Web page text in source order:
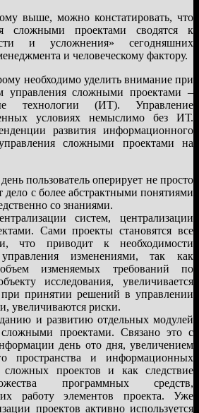
выше, можно констатировать, что
сложными проектами сводятся к
и усложнения» сегодняшних
и человеческому фактору.
необходимо уделить внимание при
управления сложными проектами –
технологии (ИТ). Управление
условиях немыслимо без ИТ.
развития информационного
сложными проектами на
пользователь оперирует не просто
с более абстрактными понятиями
со знаниями.
систем, централизации
Сами проекты становятся все
что приводит к необходимости
управления изменениями, так как
объем изменяемых требований по
исследования, увеличивается
при принятии решений в управлении
увеличиваются риски.
и развитию отдельных модулей
проектами. Связано это с
день ото дня, увеличением
пространства и информационных
сложных проектов и как следствие
программных средств,
работу элементов проекта. Уже
проектов активно используется